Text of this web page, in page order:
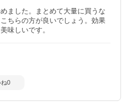
ました。まとめて大量に買うな
ちらの方が良いでしょう。効果
味しいです。
0